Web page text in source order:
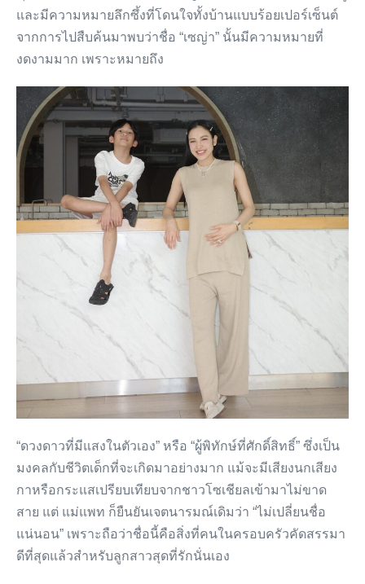
และมีความหมายลึกซึ้งที่โดนใจทั้งบ้านแบบร้อยเปอร์เซ็นต์
จากการไปสืบค้นมาพบว่าชื่อ “เซญ่า” นั้นมีความหมายที่
งดงามมาก เพราะหมายถึง
“ดวงดาวที่มีแสงในตัวเอง” หรือ “ผู้พิทักษ์ที่ศักดิ์สิทธิ์” ซึ่งเป็น
มงคลกับชีวิตเด็กที่จะเกิดมาอย่างมาก แม้จะมีเสียงนกเสียง
กาหรือกระแสเปรียบเทียบจากชาวโซเชียลเข้ามาไม่ขาด
สาย แต่ แม่แพท ก็ยืนยันเจตนารมณ์เดิมว่า “ไม่เปลี่ยนชื่อ
แน่นอน” เพราะถือว่าชื่อนี้คือสิ่งที่คนในครอบครัวคัดสรรมา
ดีที่สุดแล้วสำหรับลูกสาวสุดที่รักนั่นเอง